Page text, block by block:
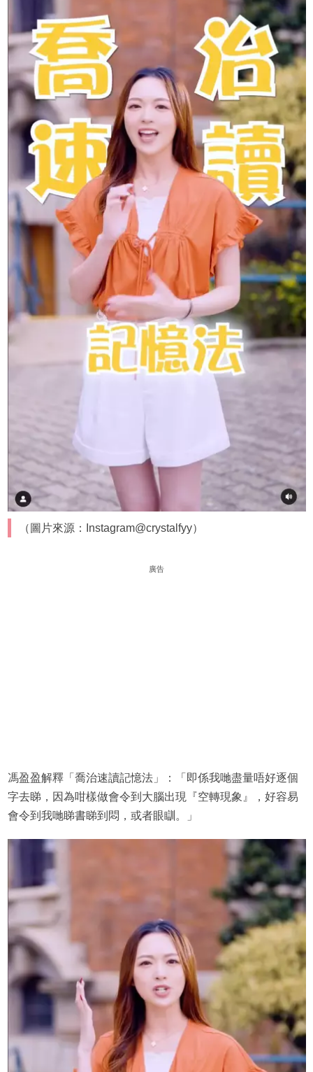
（圖片來源：Instagram@crystalfyy）
廣告
馮盈盈解釋「喬治速讀記憶法」：「即係我哋盡量唔好逐個
字去睇，因為咁樣做會令到大腦出現『空轉現象』，好容易
會令到我哋睇書睇到悶，或者眼瞓。」